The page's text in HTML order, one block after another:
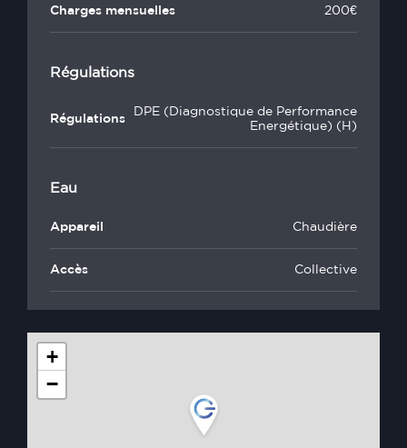
Charges mensuelles 200€
Régulations
Régulations
DPE (Diagnostique de Performance
Energétique) (H)
Eau
Appareil Chaudière
Accès Collective
+
−